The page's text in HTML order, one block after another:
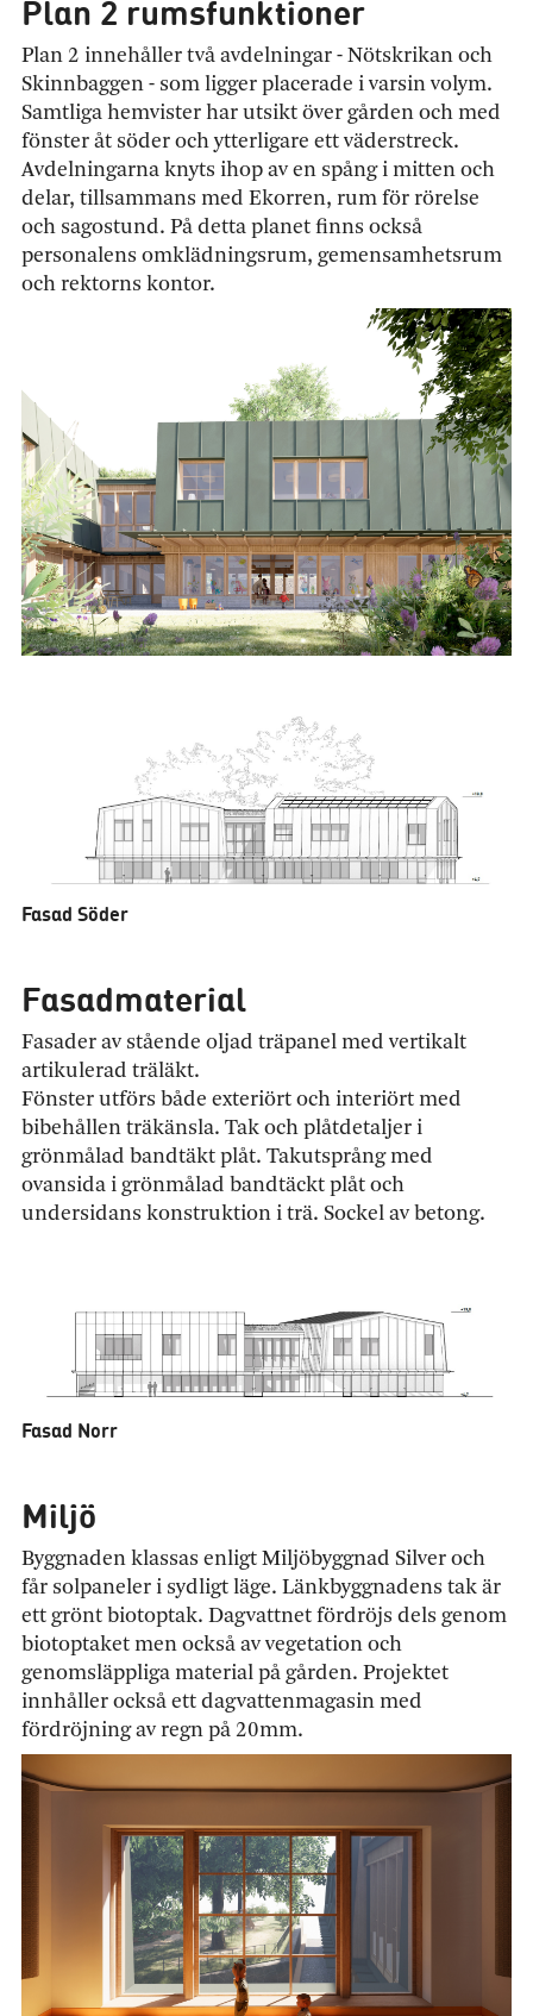
Plan 2 rumsfunktioner
Plan 2 innehåller två avdelningar - Nötskrikan och
Skinnbaggen - som ligger placerade i varsin volym.
Samtliga hemvister har utsikt över gården och med
fönster åt söder och ytterligare ett väderstreck.
Avdelningarna knyts ihop av en spång i mitten och
delar, tillsammans med Ekorren, rum för rörelse
och sagostund. På detta planet finns också
personalens omklädningsrum, gemensamhetsrum
och rektorns kontor.
Fasad Söder
Fasadmaterial
Fasader av stående oljad träpanel med vertikalt
artikulerad träläkt.
Fönster utförs både exteriört och interiört med
bibehållen träkänsla. Tak och plåtdetaljer i
grönmålad bandtäkt plåt. Takutsprång med
ovansida i grönmålad bandtäckt plåt och
undersidans konstruktion i trä. Sockel av betong.
Fasad Norr
Miljö
Byggnaden klassas enligt Miljöbyggnad Silver och
får solpaneler i sydligt läge. Länkbyggnadens tak är
ett grönt biotoptak. Dagvattnet fördröjs dels genom
biotoptaket men också av vegetation och
genomsläppliga material på gården. Projektet
innhåller också ett dagvattenmagasin med
fördröjning av regn på 20mm.